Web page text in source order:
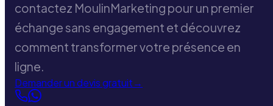
contactez MoulinMarketing pour un premier
échange sans engagement et découvrez
comment transformer votre présence en
ligne.
Demander un devis gratuit→